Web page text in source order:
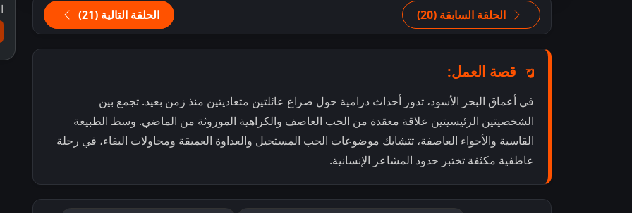
الحلقة السابقة (20) الحلقة التالية (21)
قصة العمل:
في أعماق البحر الأسود، تدور أحداث درامية حول صراع عائلتين متعاديتين منذ زمن بعيد. تجمع بين
الشخصيتين الرئيسيتين علاقة معقدة من الحب العاصف والكراهية الموروثة من الماضي. وسط الطبيعة
القاسية والأجواء العاصفة، تتشابك موضوعات الحب المستحيل والعداوة العميقة ومحاولات البقاء، في رحلة
عاطفية مكثفة تختبر حدود المشاعر الإنسانية.